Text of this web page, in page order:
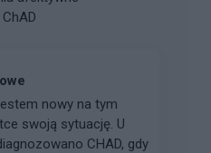
nowy na tym
swoją sytuację. U
CHAD, gdy